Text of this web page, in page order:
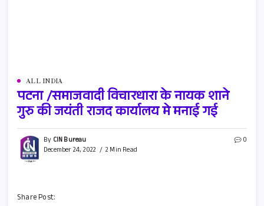
ALL INDIA
पटना /समाजवादी विचारधारा के नायक शाने
गुरु की जयंती राजद कार्यालय मे मनाई गई
By CIN Bureau
December 24, 2022
2 Min Read
0
Share Post: